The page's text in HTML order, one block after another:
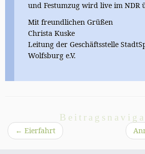
und Festumzug wird live im NDR
Mit freundlichen Grüßen
Christa Kuske
Leitung der Geschäftsstelle
Wolfsburg e.V.
← Eierfahrt